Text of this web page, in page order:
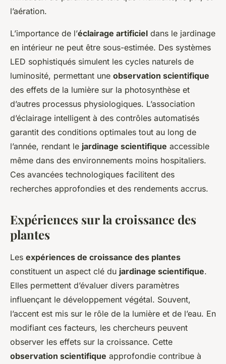
l’aération.
L’importance de l’éclairage artificiel dans le jardinage
en intérieur ne peut être sous-estimée. Des systèmes
LED sophistiqués simulent les cycles naturels de
luminosité, permettant une observation scientifique
des effets de la lumière sur la photosynthèse et
d’autres processus physiologiques. L’association
d’éclairage intelligent à des contrôles automatisés
garantit des conditions optimales tout au long de
l’année, rendant le jardinage scientifique accessible
même dans des environnements moins hospitaliers.
Ces avancées technologiques facilitent des
recherches approfondies et des rendements accrus.
Expériences sur la croissance des
plantes
Les expériences de croissance des plantes
constituent un aspect clé du jardinage scientifique.
Elles permettent d’évaluer divers paramètres
influençant le développement végétal. Souvent,
l’accent est mis sur le rôle de la lumière et de l’eau. En
modifiant ces facteurs, les chercheurs peuvent
observer les effets sur la croissance. Cette
observation scientifique approfondie contribue à